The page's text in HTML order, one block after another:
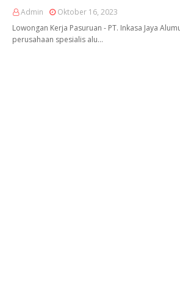
Admin
Oktober 16, 2023
Lowongan Kerja Pasuruan - PT. Inkasa Jaya
perusahaan spesialis alu…